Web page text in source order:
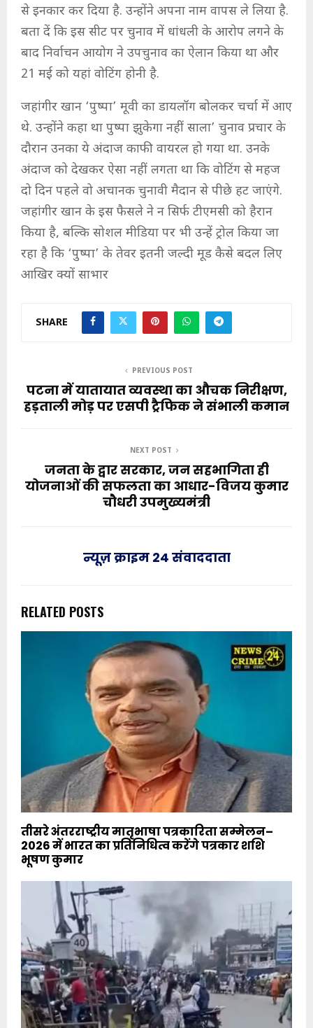
से इनकार कर दिया है. उन्होंने अपना नाम वापस ले लिया है.
बता दें कि इस सीट पर चुनाव में धांधली के आरोप लगने के
बाद निर्वाचन आयोग ने उपचुनाव का ऐलान किया था और
21 मई को यहां वोटिंग होनी है.
जहांगीर खान ‘पुष्पा’ मूवी का डायलॉग बोलकर चर्चा में आए
थे. उन्होंने कहा था पुष्पा झुकेगा नहीं साला’ चुनाव प्रचार के
दौरान उनका ये अंदाज काफी वायरल हो गया था. उनके
अंदाज को देखकर ऐसा नहीं लगता था कि वोटिंग से महज
दो दिन पहले वो अचानक चुनावी मैदान से पीछे हट जाएंगे.
जहांगीर खान के इस फैसले ने न सिर्फ टीएमसी को हैरान
किया है, बल्कि सोशल मीडिया पर भी उन्हें ट्रोल किया जा
रहा है कि ‘पुष्पा’ के तेवर इतनी जल्दी मूड कैसे बदल लिए
आखिर क्यों साभार
SHARE
PREVIOUS POST
पटना में यातायात व्यवस्था का औचक निरीक्षण,
हड़ताली मोड़ पर एसपी ट्रैफिक ने संभाली कमान
NEXT POST
जनता के द्वार सरकार, जन सहभागिता ही
योजनाओं की सफलता का आधार-विजय कुमार
चौधरी उपमुख्यमंत्री
न्यूज़ क्राइम 24 संवाददाता
RELATED POSTS
तीसरे अंतरराष्ट्रीय मातृभाषा पत्रकारिता सम्मेलन–
2026 में भारत का प्रतिनिधित्व करेंगे पत्रकार शशि
भूषण कुमार